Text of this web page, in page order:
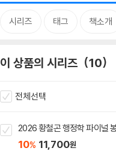
시리즈 태그 책소개
이 상품의 시리즈 10
전체선택
2026 황철곤 행정학 파이널
10% 11,700원